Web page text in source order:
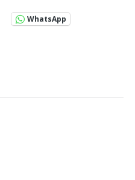
WhatsApp